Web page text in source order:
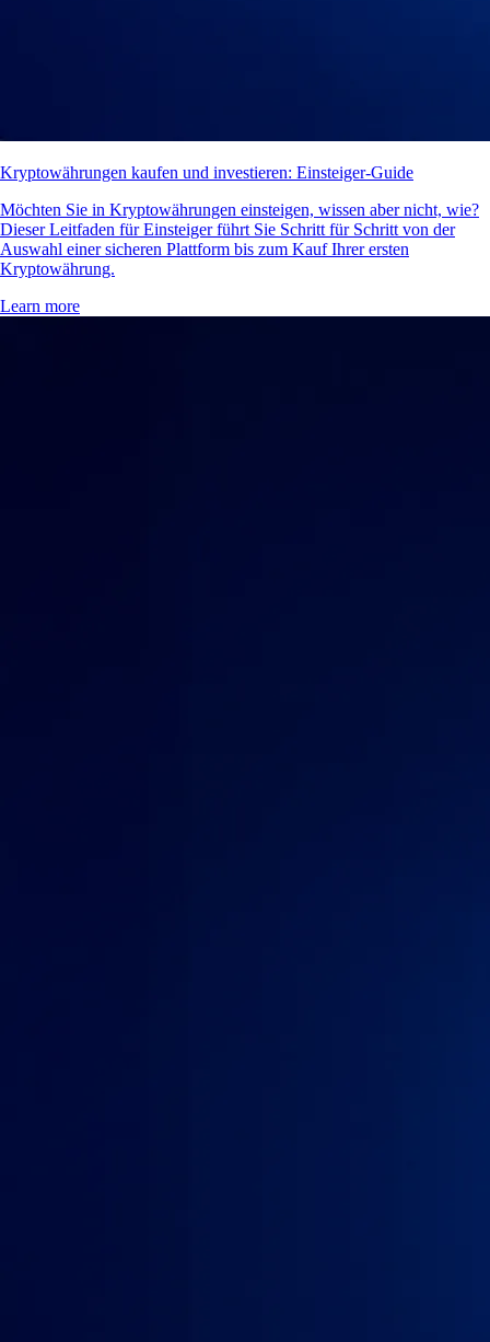
Kryptowährungen kaufen und investieren: Einsteiger-Guide
Möchten Sie in Kryptowährungen einsteigen, wissen aber nicht, wie?
Dieser Leitfaden für Einsteiger führt Sie Schritt für Schritt von der
Auswahl einer sicheren Plattform bis zum Kauf Ihrer ersten
Kryptowährung.
Learn more